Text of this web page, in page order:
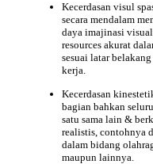
Kecerdasan visul
secara mendalam
daya imajinasi
resources akurat
sesuai latar
kerja.
Kecerdasan
bagian bahkan
satu sama lain &
realistis, contohnya
dalam bidang
maupun lainnya.